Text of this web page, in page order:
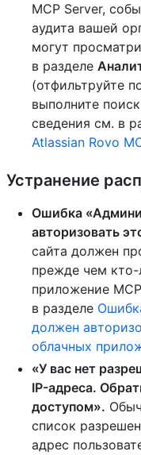
MCP Server,
аудита вашей
могут
в разделе
(отфильтруйте
выполните
сведения см. в
Atlassian Rovo
Устранение
Ошибка
авторизовать
сайта должен
прежде чем
приложение
в разделе
должен
облачных
«У вас нет
IP-адреса.
доступом».
список
адрес